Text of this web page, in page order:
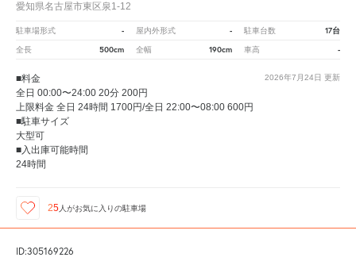
愛知県名古屋市東区泉1-12
駐車場形式 - 屋内外形式 - 駐車台数 17台
全長 500cm 全幅 190cm 車高 -
2026年7月24日 更新
■料金
全日 00:00〜24:00 20分 200円
上限料金 全日 24時間 1700円/全日 22:00〜08:00 600円
■駐車サイズ
大型可
■入出庫可能時間
24時間
25人がお気に入りの駐車場
ID:305169226